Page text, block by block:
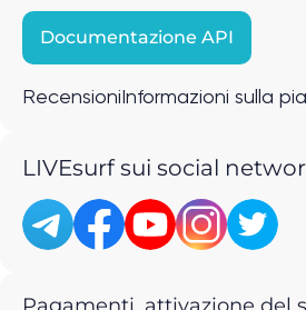
Documentazione API
Recensioni Informazioni sulla
LIVEsurf sui social